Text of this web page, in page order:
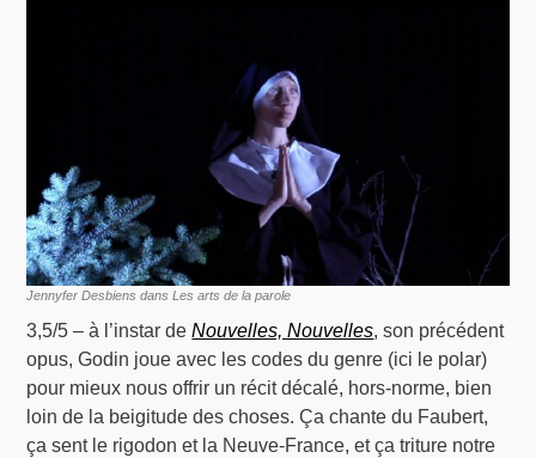
Jennyfer Desbiens dans Les arts de la parole
3,5/5 – à l’instar deNouvelles, Nouvelles, son précédent
opus, Godin joue avec les codes du genre (ici le polar)
pour mieux nous offrir un récit décalé, hors-norme, bien
loin de la beigitude des choses. Ça chante du Faubert,
ça sent le rigodon et la Neuve-France, et ça triture notre